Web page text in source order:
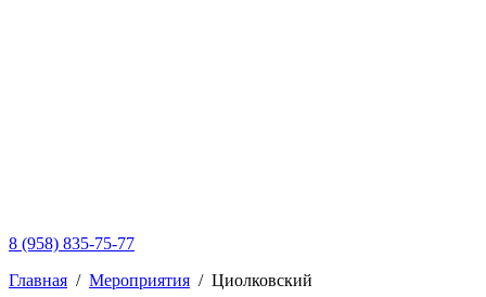
8 (958) 835-75-77
Главная / Мероприятия / Циолковский